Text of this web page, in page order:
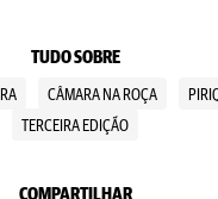
TUDO SOBRE
CÂMARA NA ROÇA
TERCEIRA EDIÇÃO
COMPARTILHAR